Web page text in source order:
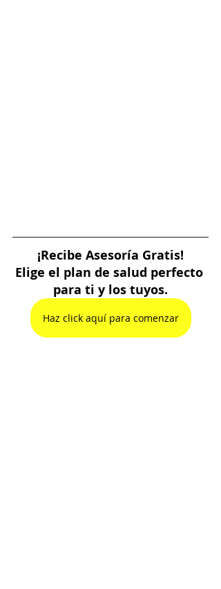
¡Recibe Asesoría Gratis!
Elige el plan de salud perfecto
para ti y los tuyos.
Haz click aquí para comenzar